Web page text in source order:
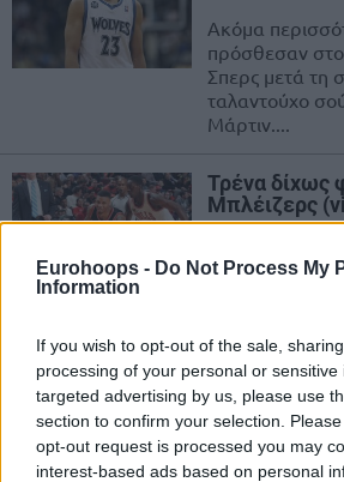
Eurohoops - Do Not Process My
Information
If you wish to opt-out of the sale,
processing of your personal or
targeted advertising by us, please use
section to confirm your selection.
opt-out request is processed you may
interest-based ads based on personal
Ακόμα
πρόσθεσαν στο
Σπερς μετά τη
ταλαντούχο
Μάρτιν....
Τρένα δίχως
Μπλέιζερς
Μία από τις
νίκες στα...
Ζορίστηκαν
22/FEB/16 11:30